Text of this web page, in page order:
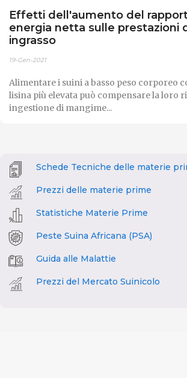
Effetti dell'aumento del
energia netta sulle prestazioni
ingrasso
19-Gen-2021
Alimentare i suini a basso peso corporeo
lisina più elevata può compensare la loro
ingestione di mangime...
Schede Tecniche delle materie
Prezzi delle materie prime
Statistiche Materie Prime
Peste Suina Africana (PSA)
Guida alle Malattie
Prezzi del Mercato Suinicolo